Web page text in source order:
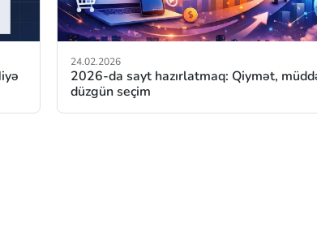
24.02.2026
2026-da sayt hazırlatmaq: Qiymət,
düzgün seçim